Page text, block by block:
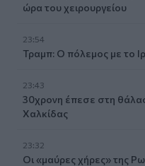
ώρα του χειρουργείου
23:54
Τραμπ: Ο πόλεμος με το
23:43
30χρονη έπεσε στη
Χαλκίδας
23:32
Οι «μαύρες χήρες» της